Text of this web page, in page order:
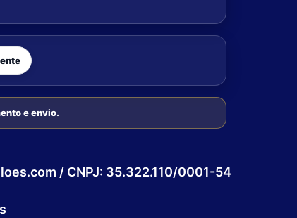
e envio.
/ CNPJ: 35.322.110/0001-54